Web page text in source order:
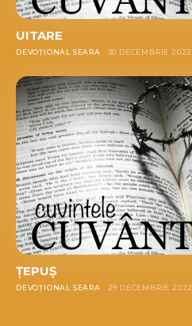
UITARE
DEVOȚIONAL SEARA 30 DECEMBRIE 2022
ȚEPUȘ
DEVOȚIONAL SEARA 29 DECEMBRIE 2022